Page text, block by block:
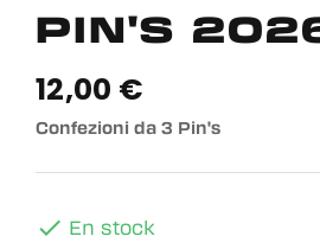
PIN'S
12,00 €
Confezioni da 3 Pin's
 En stock